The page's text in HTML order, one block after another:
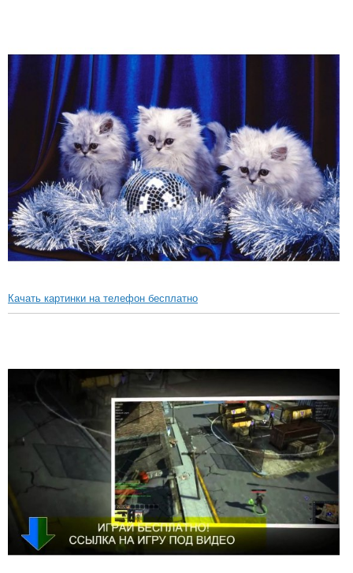
Качать картинки на телефон бесплатно